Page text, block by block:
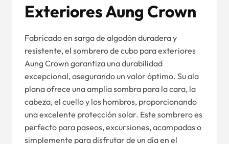
Exteriores Aung Crown
Fabricado en sarga de algodón duradera y
resistente, el sombrero de cubo para exteriores
Aung Crown garantiza una durabilidad
excepcional, asegurando un valor óptimo. Su ala
plana ofrece una amplia sombra para la cara, la
cabeza, el cuello y los hombros, proporcionando
una excelente protección solar. Este sombrero es
perfecto para paseos, excursiones, acampadas o
simplemente para disfrutar de un día en el